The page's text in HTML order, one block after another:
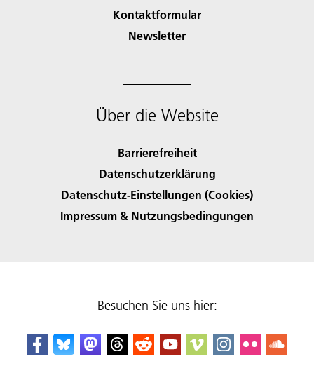
Kontaktformular
Newsletter
Über die Website
Barrierefreiheit
Datenschutzerklärung
Datenschutz-Einstellungen (Cookies)
Impressum & Nutzungsbedingungen
Besuchen Sie uns hier: